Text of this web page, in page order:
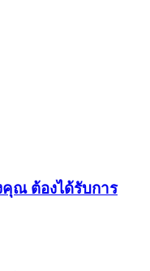
ณ ต้องได้รับการ